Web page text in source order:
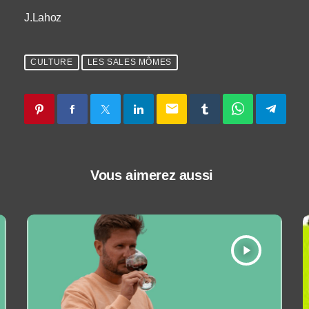
J.Lahoz
CULTURE LES SALES MÔMES
email
Vous aimerez aussi
play_arrow